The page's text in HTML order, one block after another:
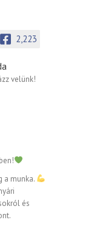
2,223
velünk!
a munka.
és